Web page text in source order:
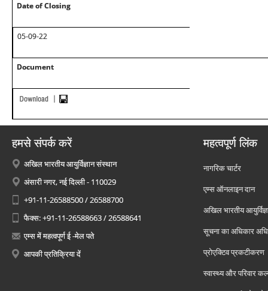
Date of Closing
05-09-22
Document
हमसे संपर्क करें
अखिल भारतीय आयुर्विज्ञान संस्थान
अंसारी नगर, नई दिल्ली - 110029
+91-11-26588500 / 26588700
फैक्स: +91-11-26588663 / 26588641
एम्स में महत्वपूर्ण ई -मेल पते
आपकी प्रतिक्रिया दें
महत्वपूर्ण लिंक
नागरिक चार्टर
एम्स ऑनलाइन दान
अखिल भारतीय
सूचना का अधिकार
प्रोएक्टिव प्रकटीकरण
स्वास्थ्य और परिवार